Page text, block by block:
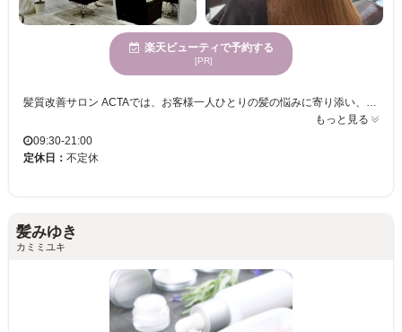
楽天ビューティで予約する
[PR]
髪質改善サロン ACTAでは、お客様一人ひとりの髪の悩みに寄り添い、スタイルアップのお手伝いをしています。心身が休まる場所で、静かに過ごしながらも、うねりやクセ毛に悩む方に向けた専門技術を得意としています。縮毛矯正のプロフェッショナルが、まっすぐで扱いやすいストレートヘアを実現します。年齢を問わず、さまざまな方々にご利用いただけることが特徴であり、多くのお客様がリピートしています。駐車場があるので、車でのお越しも安心です。充実した設備とサービスにより、お客様の理想のヘアスタイルを叶えるお手伝いをしています。髪質改善サロン ACTAで、心地よい時間をお過ごしいただきながら、満足度の高いヘアスタイルをご体験ください。
もっと見る
09:30-21:00
定休日： 不定休
髪みゆき
カミミユキ